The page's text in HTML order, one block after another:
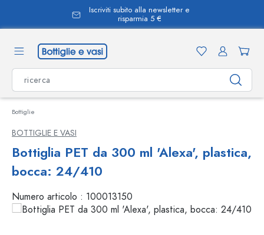
Iscriviti subito alla newsletter e
risparmia 5 €
Bottiglie
BOTTIGLIE E VASI
Bottiglia PET da 300 ml 'Alexa', plastica,
bocca: 24/410
Numero articolo : 100013150